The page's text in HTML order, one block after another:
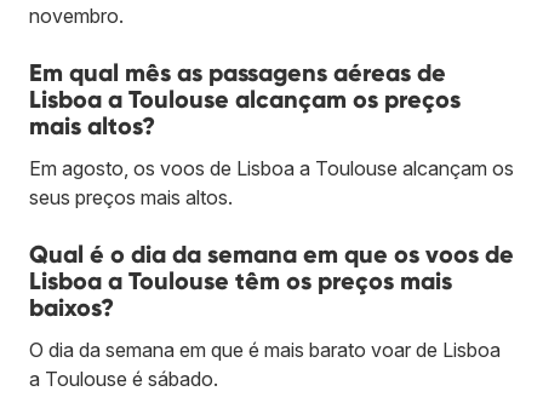
novembro.
Em qual mês as passagens aéreas de
Lisboa a Toulouse alcançam os preços
mais altos?
Em agosto, os voos de Lisboa a Toulouse alcançam os
seus preços mais altos.
Qual é o dia da semana em que os voos de
Lisboa a Toulouse têm os preços mais
baixos?
O dia da semana em que é mais barato voar de Lisboa
a Toulouse é sábado.